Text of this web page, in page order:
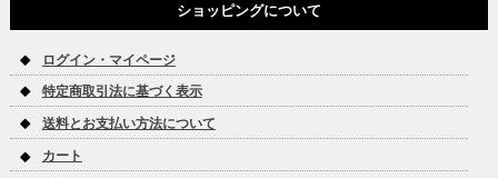
ショッピングについて
ログイン・マイページ
特定商取引法に基づく表示
送料とお支払い方法について
カート